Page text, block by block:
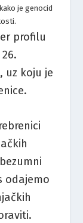
je genocid
profilu
uz koju je
odajemo